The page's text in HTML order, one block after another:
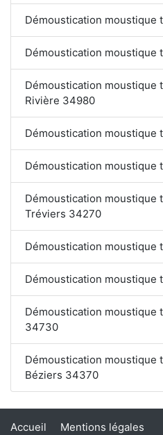
Démoustication moustique
Démoustication moustique
Démoustication
Rivière 34980
Démoustication moustique
Démoustication moustique
Démoustication
Tréviers 34270
Démoustication moustique
Démoustication moustique
Démoustication moustique
34730
Démoustication moustique
Béziers 34370
Accueil Mentions légales